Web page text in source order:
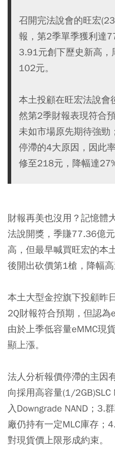
召開完法說會的旺宏
報，第2季單季獲利達
3.91元創下歷史新高，
102元。
本土投顧在旺宏法說會
然第2季財報表現符合
未如市場原先期待強勁
停滯的4大原因，因此
修至218元，降幅達27%
財報再美也沒用？記憶體
法說開獎，季賺77.36億
高，但最早喊買旺宏的本
後開出砍價第1槍，降幅高
本土大型金控旗下投顧昨
2Q財報符合預期，但認為
由於上季低容量eMMC現
顯上漲。
法人分析報價停滯的主因
向採用高容量(1/2GB)SLC
入Downgrade NAND；3.
廠仍持有一定MLC庫存；
對現貨價上限形成約束。